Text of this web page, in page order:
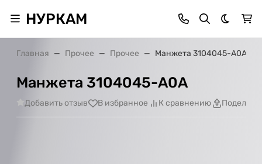
НУРКАМ Темная
Главная Прочее Прочее Манжета 3104045-А0А
Манжета 3104045-А0А
Добавить отзыв В избранное К сравнению